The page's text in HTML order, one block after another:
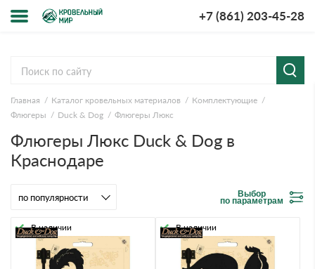
+7 (861) 203-45-28
компании
и оплата
ответы
Главная Каталог кровельных материалов
Комплектующие
Флюгеры
Duck & Dog Флюгеры Люкс
Флюгеры Люкс Duck & Dog в
Краснодаре
Выбор
по параметрам
В наличии В наличии